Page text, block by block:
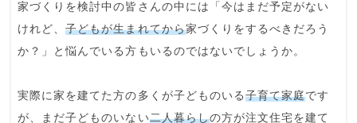
家づくりを検討中の皆さんの中には「今はまだ予定がない
けれど、子どもが生まれてから家づくりをするべきだろう
か？」と悩んでいる方もいるのではないでしょうか。
実際に家を建てた方の多くが子どものいる 子育て家庭です
が、まだ子どものいない二人暮らしの方が注文住宅を建て